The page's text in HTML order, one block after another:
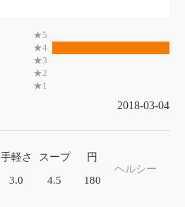
2018-03-04
手軽さ
3.0
スープ
4.5
円
180
ヘルシー